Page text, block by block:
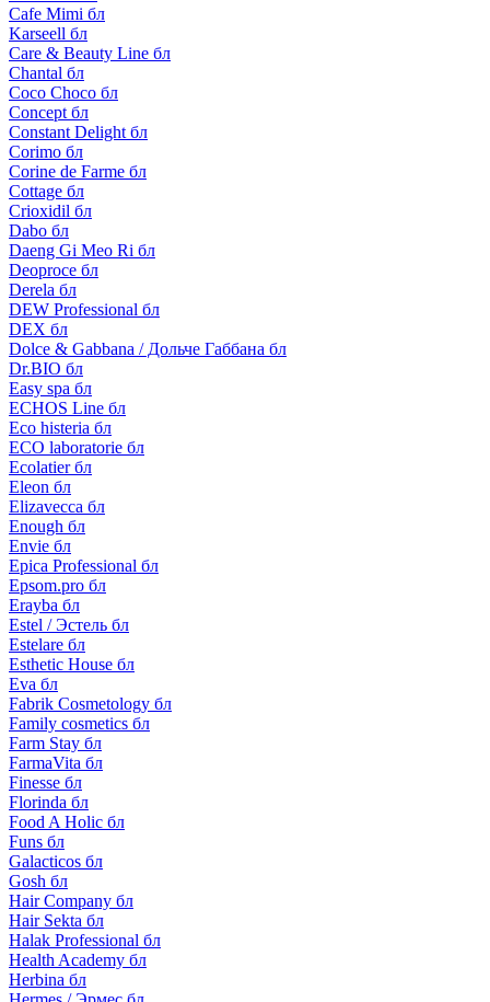
Cafe Mimi бл
Karseell бл
Care & Beauty Line бл
Chantal бл
Coco Choco бл
Concept бл
Constant Delight бл
Corimo бл
Corine de Farme бл
Cottage бл
Crioxidil бл
Dabo бл
Daeng Gi Meo Ri бл
Deoproce бл
Derela бл
DEW Professional бл
DEX бл
Dolce & Gabbana / Дольче Габбана бл
Dr.BIO бл
Easy spa бл
ECHOS Line бл
Eco histeria бл
ECO laboratorie бл
Ecolatier бл
Eleon бл
Elizavecca бл
Enough бл
Envie бл
Epica Professional бл
Epsom.pro бл
Erayba бл
Estel / Эстель бл
Estelare бл
Esthetic House бл
Eva бл
Fabrik Cosmetology бл
Family cosmetics бл
Farm Stay бл
FarmaVita бл
Finesse бл
Florinda бл
Food A Holic бл
Funs бл
Galacticos бл
Gosh бл
Hair Company бл
Hair Sekta бл
Halak Professional бл
Health Academy бл
Herbina бл